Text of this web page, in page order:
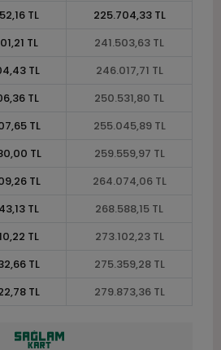
TL
225.704,33 TL
TL
241.503,63 TL
TL
246.017,71 TL
TL
250.531,80 TL
TL
255.045,89 TL
TL
259.559,97 TL
TL
264.074,06 TL
TL
268.588,15 TL
TL
273.102,23 TL
TL
275.359,28 TL
TL 279.873,36 TL